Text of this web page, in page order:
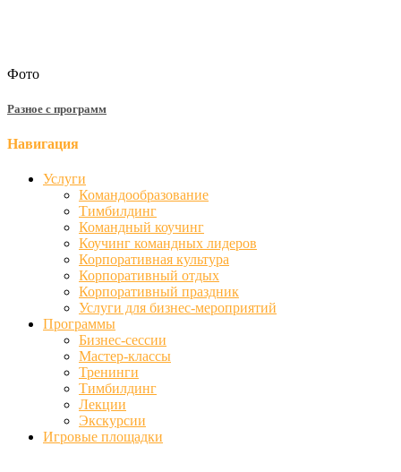
Фото
Разное с программ
Навигация
Услуги
Командообразование
Тимбилдинг
Командный коучинг
Коучинг командных лидеров
Корпоративная культура
Корпоративный отдых
Корпоративный праздник
Услуги для бизнес-мероприятий
Программы
Бизнес-сессии
Мастер-классы
Тренинги
Тимбилдинг
Лекции
Экскурсии
Игровые площадки